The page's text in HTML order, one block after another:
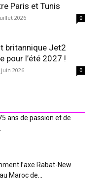
Paris et Tunis
2026 0
britannique Jet2
pour l’été 2027 !
juin 2026 0
ans de passion et de
l’axe Rabat-New
Maroc de...